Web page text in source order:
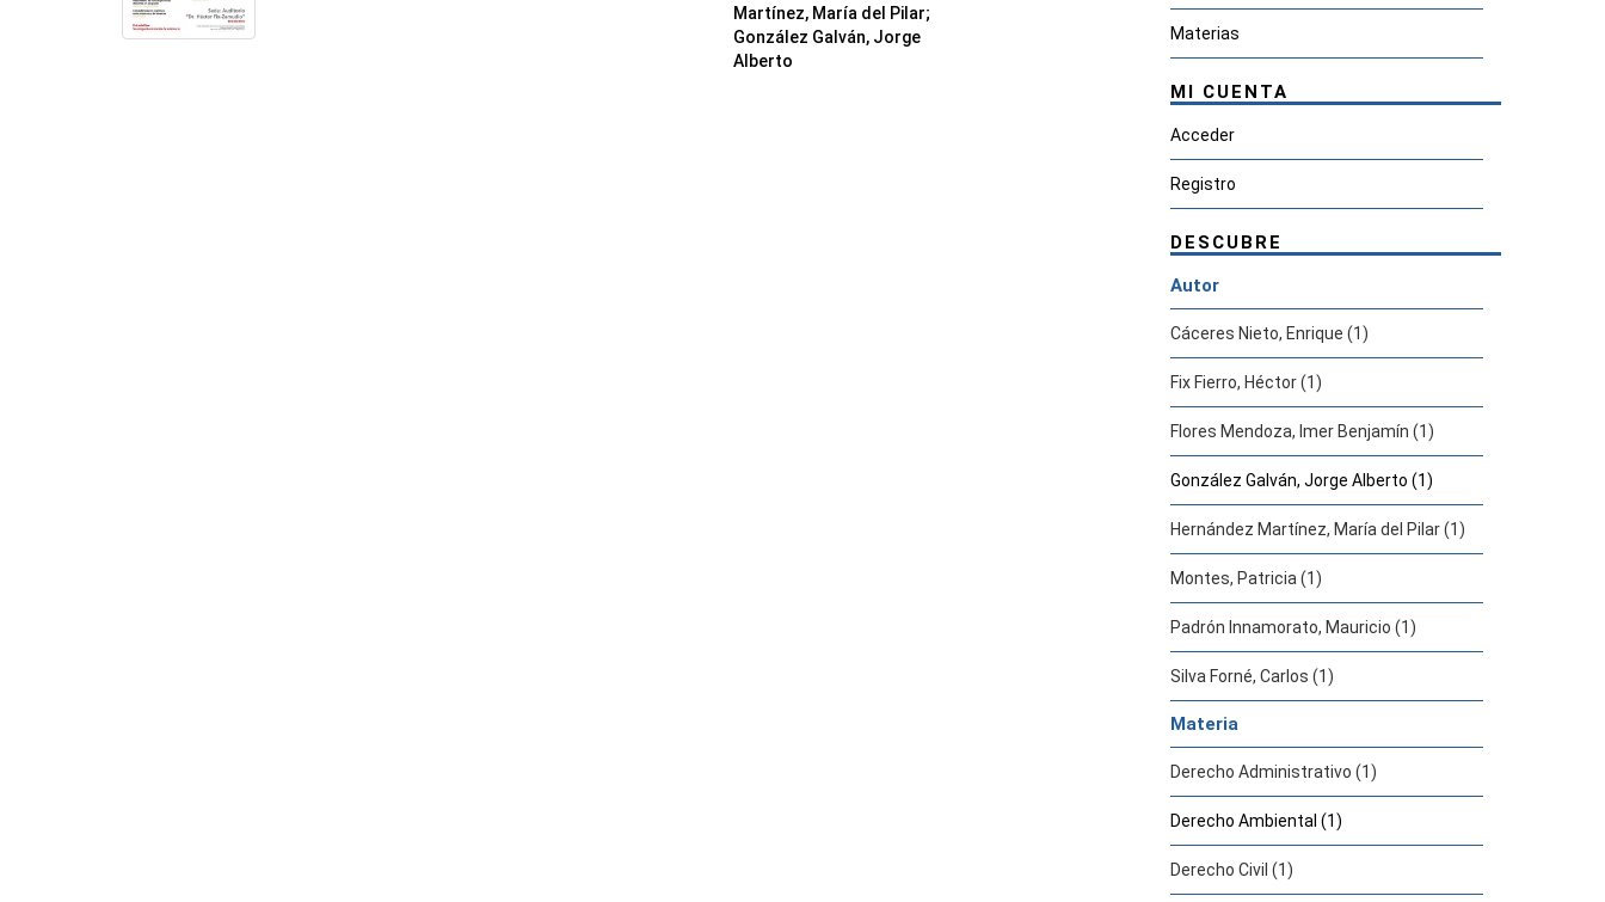
Martínez, María del Pilar;
González Galván, Jorge
Alberto
Materias
MI CUENTA
Acceder
Registro
DESCUBRE
Autor
Cáceres Nieto, Enrique (1)
Fix Fierro, Héctor (1)
Flores Mendoza, Imer Benjamín (1)
González Galván, Jorge Alberto (1)
Hernández Martínez, María del Pilar (1)
Montes, Patricia (1)
Padrón Innamorato, Mauricio (1)
Silva Forné, Carlos (1)
Materia
Derecho Administrativo (1)
Derecho Ambiental (1)
Derecho Civil (1)